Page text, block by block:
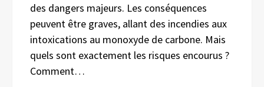
des dangers majeurs. Les conséquences
peuvent être graves, allant des incendies aux
intoxications au monoxyde de carbone. Mais
quels sont exactement les risques encourus ?
Comment…